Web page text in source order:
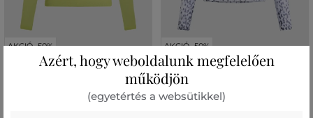
AKCIÓ -50%
GARBÓ KARL LAGERFELD MESH
AKCIÓ -50%
GARBÓ KARL LAGERFELD MESH
LONGSLEEVE
Azért, hogy weboldalunk megfelelően
működjön
(egyetértés a websütikkel)